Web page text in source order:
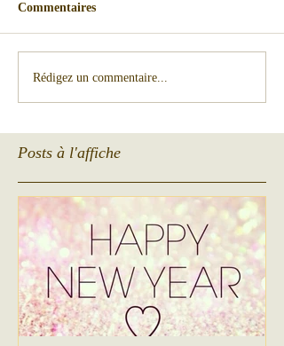
Commentaires
Rédigez un commentaire...
Posts à l'affiche